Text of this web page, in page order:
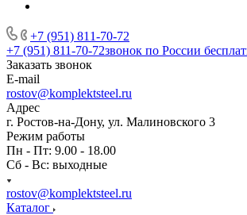
+7 (951) 811-70-72
+7 (951) 811-70-72звонок по России
Заказать звонок
E-mail
rostov@komplektsteel.ru
Адрес
г. Ростов-на-Дону, ул. Малиновского 3
Режим работы
Пн - Пт: 9.00 - 18.00
Сб - Вс: выходные
rostov@komplektsteel.ru
Каталог